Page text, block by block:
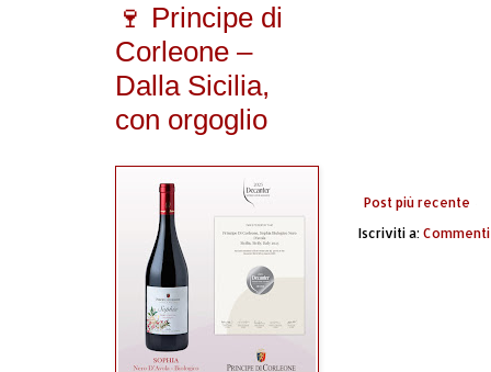
Post più recente
Iscriviti a:
🍷 Principe di
Corleone –
Dalla Sicilia,
con orgoglio